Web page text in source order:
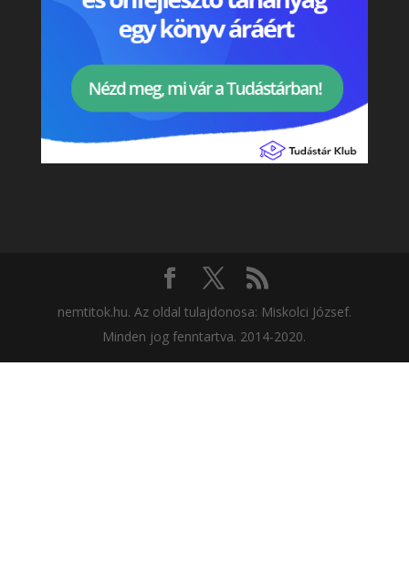
nemtitok.hu. Az oldal tulajdonosa: Miskolci József.
Minden jog fenntartva. 2014-2020.